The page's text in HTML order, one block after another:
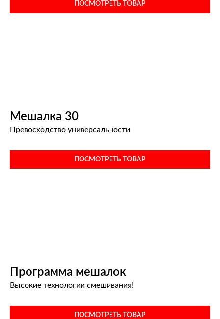
ПОСМОТРЕТЬ ТОВАР
Мешалка 30
Превосходство универсальности
ПОСМОТРЕТЬ ТОВАР
Программа мешалок
Высокие технологии смешивания!
ПОСМОТРЕТЬ ТОВАР